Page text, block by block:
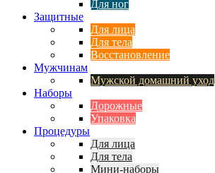
Для ног
Защитные
Для лица
Для тела
Восстановление
Мужчинам
Мужской домашний уход
Наборы
Дорожные
Упаковка
Процедуры
Для лица
Для тела
Мини-наборы